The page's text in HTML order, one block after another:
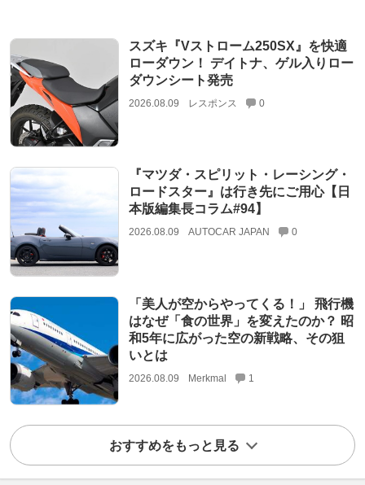
スズキ『Vストローム250SX』を快適
ローダウン！ デイトナ、ゲル入りロー
ダウンシート発売
2026.08.09 レスポンス 0
『マツダ・スピリット・レーシング・
ロードスター』は行き先にご用心【日
本版編集長コラム#94】
2026.08.09 AUTOCAR JAPAN 0
「美人が空からやってくる！」 飛行機
はなぜ「食の世界」を変えたのか？ 昭
和5年に広がった空の新戦略、その狙
いとは
2026.08.09 Merkmal 1
おすすめをもっと見る